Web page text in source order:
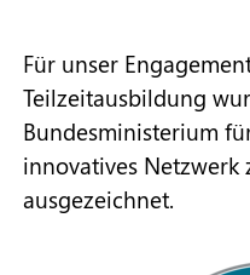
Für unser
Teilzeitausbildung
Bundesministerium
innovatives Netzwerk
ausgezeichnet.